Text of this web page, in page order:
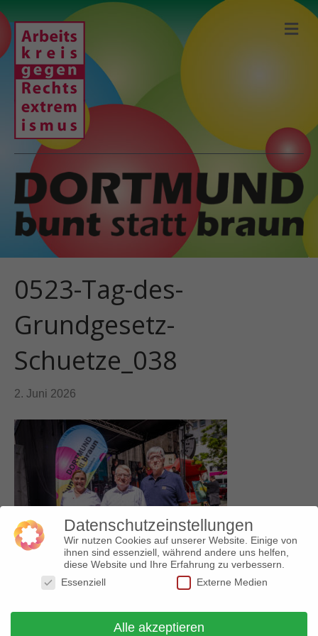
N
A
O
N
0523-Tag-des-
Grundgesetz-
Schuetze_038
2. Juni 2026
Datenschutzeinstellungen
Wir nutzen Cookies auf unserer Website. Einige von
ihnen sind essenziell, während andere uns helfen,
diese Website und Ihre Erfahrung zu verbessern.
Essenziell
Externe Medien
Alle akzeptieren